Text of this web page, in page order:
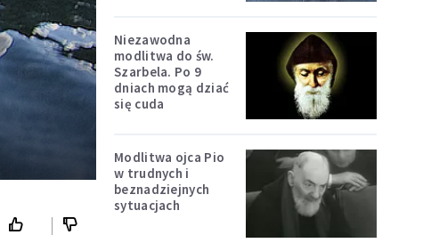
Niezawodna
modlitwa do św.
Szarbela. Po 9
dniach mogą dziać
się cuda
Modlitwa ojca Pio
w trudnych i
beznadziejnych
sytuacjach